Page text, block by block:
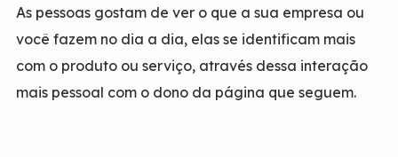
As pessoas gostam de ver o que a sua empresa ou
você fazem no dia a dia, elas se identificam mais
com o produto ou serviço, através dessa interação
mais pessoal com o dono da página que seguem.